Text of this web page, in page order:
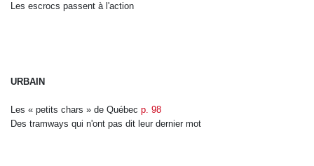
Les escrocs passent à l'action
URBAIN
Les « petits chars » de Québec p. 98
Des tramways qui n'ont pas dit leur dernier mot